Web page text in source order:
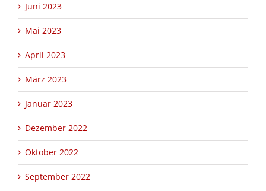
Juni 2023
Mai 2023
April 2023
März 2023
Januar 2023
Dezember 2022
Oktober 2022
September 2022